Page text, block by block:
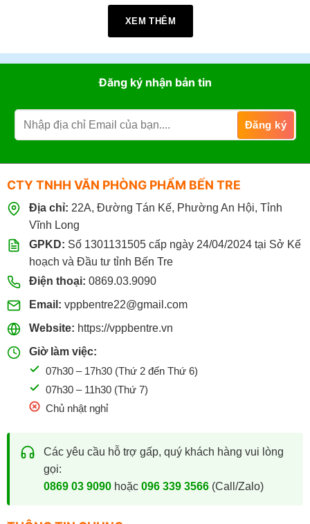
07h30 - 17h30(Từ: Thứ 2 đến Thứ 7,
Đặt mua online tại website https://vppbentre.vn
Đặt mua qua điện thoại:
0869.03.9090
096.339.3566
XEM THÊM
Đăng ký nhận bản tin
CTY TNHH VĂN PHÒNG PHẨM BẾN TRE
Địa chỉ: 22A, Đường Tán Kế, Phường An Hội, Tỉnh
Vĩnh Long
GPKD: Số 1301131505 cấp ngày 24/04/2024 tại Sở Kế
hoạch và Đầu tư tỉnh Bến Tre
Điện thoại: 0869.03.9090
Email: vppbentre22@gmail.com
Website: https://vppbentre.vn
Giờ làm việc:
07h30 – 17h30 (Thứ 2 đến Thứ 6)
07h30 – 11h30 (Thứ 7)
Chủ nhật nghỉ
Các yêu cầu hỗ trợ gấp, quý khách hàng vui lòng
gọi:
0869 03 9090hoặc 096 339 3566(Call/Zalo)